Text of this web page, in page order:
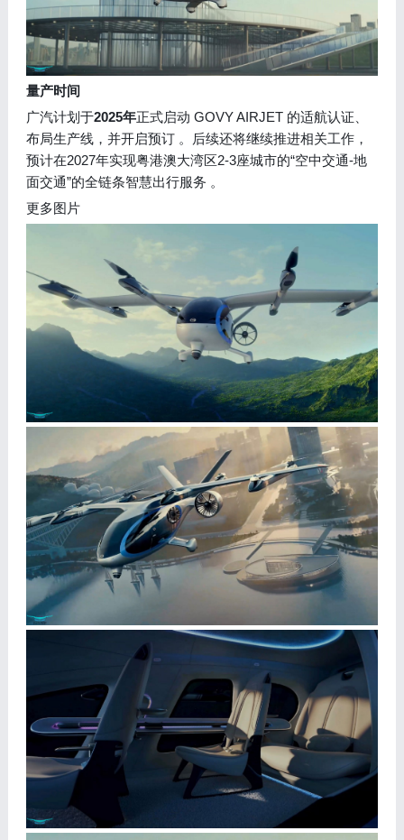
量产时间
广汽计划于2025年正式启动 GOVY AIRJET 的适航认证、
布局生产线，并开启预订 。后续还将继续推进相关工作，
预计在2027年实现粤港澳大湾区2-3座城市的“空中交通-地
面交通”的全链条智慧出行服务 。
更多图片